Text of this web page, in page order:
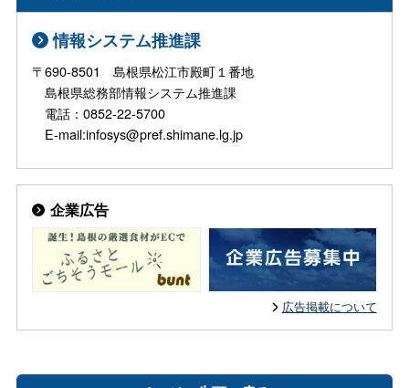
情報システム推進課
〒690-8501 島根県松江市殿町１番地
島根県総務部情報システム推進課
電話：0852-22-5700
E-mail:infosys@pref.shimane.lg.jp
企業広告
広告掲載について